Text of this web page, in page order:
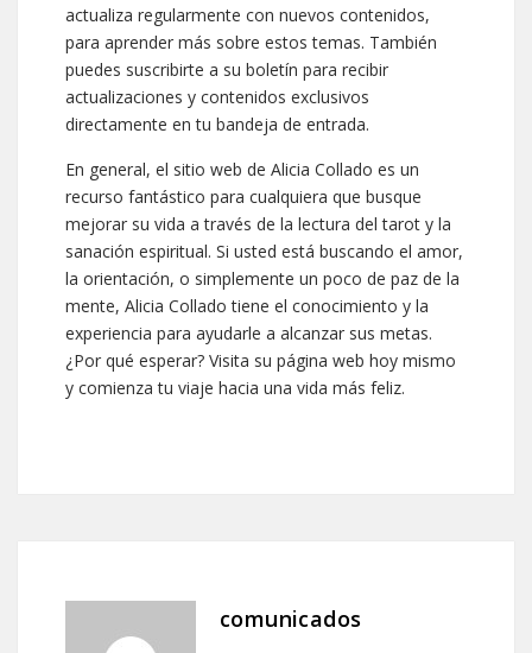
actualiza regularmente con nuevos contenidos,
para aprender más sobre estos temas. También
puedes suscribirte a su boletín para recibir
actualizaciones y contenidos exclusivos
directamente en tu bandeja de entrada.
En general, el sitio web de Alicia Collado es un
recurso fantástico para cualquiera que busque
mejorar su vida a través de la lectura del tarot y la
sanación espiritual. Si usted está buscando el amor,
la orientación, o simplemente un poco de paz de la
mente, Alicia Collado tiene el conocimiento y la
experiencia para ayudarle a alcanzar sus metas.
¿Por qué esperar? Visita su página web hoy mismo
y comienza tu viaje hacia una vida más feliz.
comunicados